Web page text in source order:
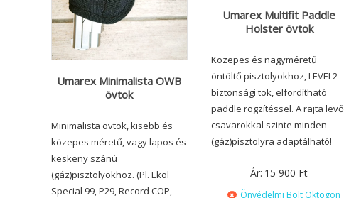
Umarex Minimalista OWB
övtok
Minimalista övtok, kisebb és
közepes méretű, vagy lapos és
keskeny szánú
(gáz)pisztolyokhoz. (Pl. Ekol
Special 99, P29, Record COP,
Umarex Multifit Paddle
Holster övtok
Közepes és nagyméretű
öntöltő pisztolyokhoz, LEVEL2
biztonsági tok, elfordítható
paddle rögzítéssel. A rajta levő
csavarokkal szinte minden
(gáz)pisztolyra adaptálható!
Ár: 15 900 Ft
Önvédelmi Bolt Oktogon